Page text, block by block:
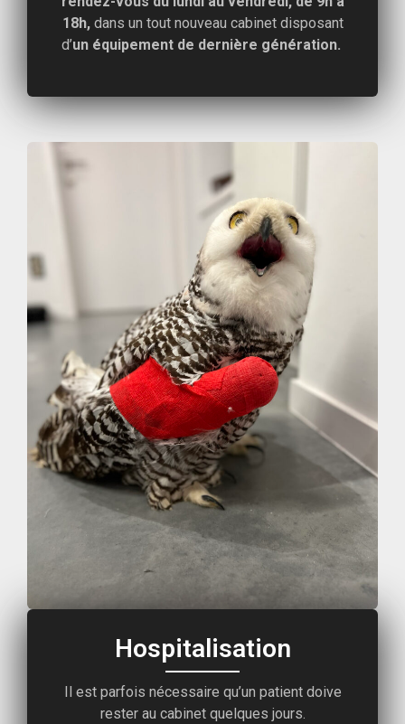
18h,dans un tout nouveau cabinet disposant
d’un équipement de dernière génération.
Hospitalisation
Il est parfois nécessaire qu’un patient doive
rester au cabinet quelques jours.